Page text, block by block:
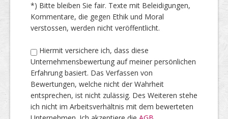
*) Bitte bleiben Sie fair. Texte mit Beleidigungen,
Kommentare, die gegen Ethik und Moral
verstossen, werden nicht veröffentlicht.
Hiermit versichere ich, dass diese
Unternehmensbewertung auf meiner persönlichen
Erfahrung basiert. Das Verfassen von
Bewertungen, welche nicht der Wahrheit
entsprechen, ist nicht zulässig. Des Weiteren stehe
ich nicht im Arbeitsverhältnis mit dem bewerteten